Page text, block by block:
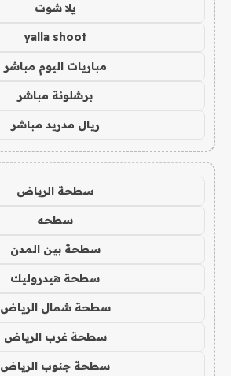
يلا شوت
yalla shoot
مباريات اليوم مباشر
برشلونة مباشر
ريال مدريد مباشر
سطحة الرياض
سطحه
سطحة بين المدن
سطحة هيدروليك
سطحة شمال الرياض
سطحة غرب الرياض
سطحة جنوب الرياض